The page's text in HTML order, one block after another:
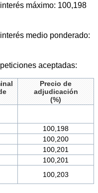
máximo: 100,198
medio ponderado:
aceptadas:
Precio de
adjudicación
(%)
100,198
100,200
100,201
100,201
100,203